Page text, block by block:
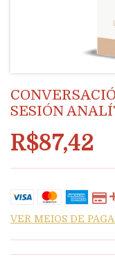
SESIÓN
R$87,42
VER MEIOS DE